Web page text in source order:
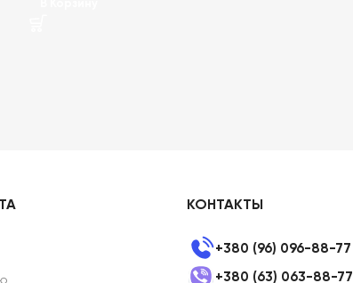
КОНТАКТЫ
+380 (96) 096-88-77
+380 (63) 063-88-77